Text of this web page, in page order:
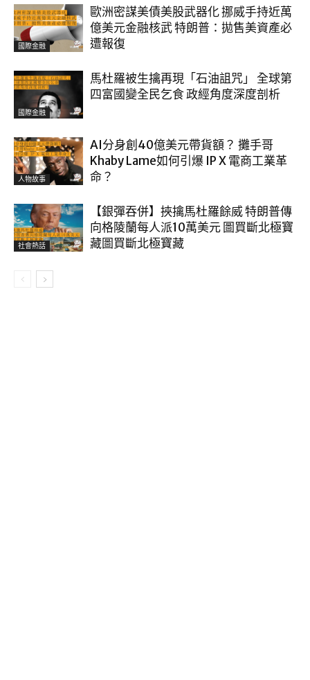
國際金融
歐洲密謀美債美股武器化 挪威手持近萬
億美元金融核武 特朗普：拋售美資產必
遭報復
國際金融
馬杜羅被生擒再現「石油詛咒」 全球第
四富國變全民乞食 政經角度深度剖析
人物故事
AI分身創40億美元帶貨額？ 攤手哥
Khaby Lame如何引爆 IP X 電商工業革
命？
社會熱話
【銀彈吞併】挾擒馬杜羅餘威 特朗普傳
向格陵蘭每人派10萬美元 圖買斷北極寶
藏圖買斷北極寶藏